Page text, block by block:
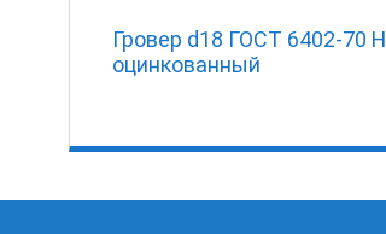
Гровер d18 ГОСТ 6402-70 Н
оцинкованный